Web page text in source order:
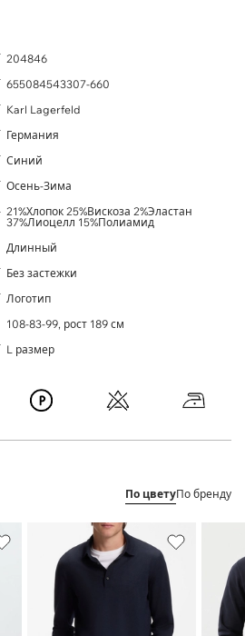
204846
655084543307-660
Karl Lagerfeld
Германия
Синий
Осень-Зима
21%Хлопок 25%Вискоза 2%Эластан
37%Лиоцелл 15%Полиамид
Длинный
Без застежки
Логотип
108-83-99, рост 189 см
L размер
По цветуПо бренду